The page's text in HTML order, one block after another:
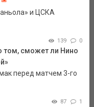
и ЦСКА
139 0
том, сможет ли Нино
перед матчем 3-го
87 1